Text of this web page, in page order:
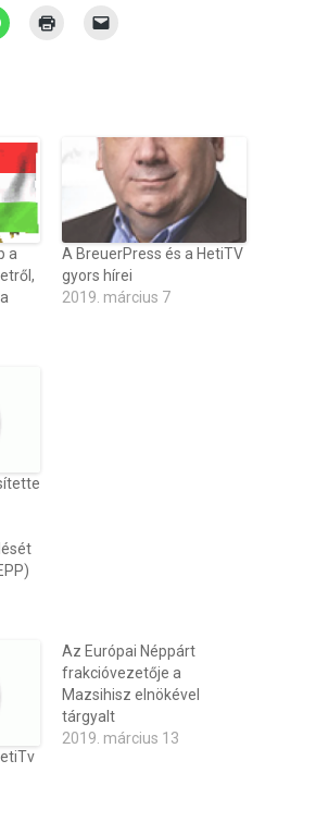
a
A BreuerPress és a HetiTV
gyors hírei
2019. március 7
Az Európai Néppárt
frakcióvezetője a
Mazsihisz elnökével
tárgyalt
2019. március 13